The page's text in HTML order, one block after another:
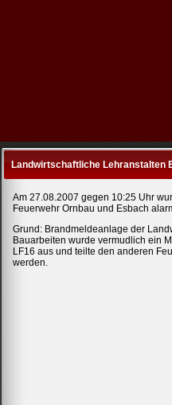
Landwirtschaftliche Lehranstalten
Am 27.08.2007 gegen 10:25 Uhr
Feuerwehr Ornbau und Esbach
Grund: Brandmeldeanlage der
Bauarbeiten wurde vermudlich ein
LF16 aus und teilte den anderen
werden.